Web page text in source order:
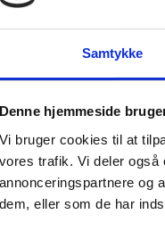
Samtykke
Denne hjemmeside
Vi bruger cookies til at
vores trafik. Vi deler også
annonceringspartnere og
dem, eller som de har